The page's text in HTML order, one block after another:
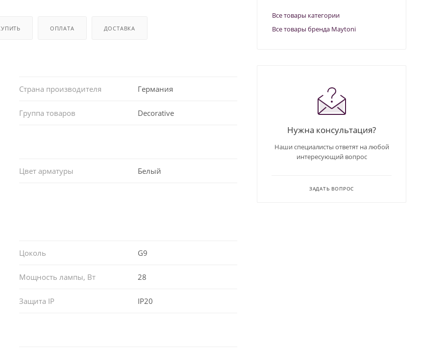
ОПЛАТА ДОСТАВКА
Страна производителя Германия
Группа товаров Decorative
Цвет арматуры Белый
Цоколь G9
Мощность лампы, Вт 28
Защита IP IP20
Все товары категории
Все товары бренда Maytoni
Нужна консультация?
Наши специалисты ответят на любой
интересующий вопрос
ЗАДАТЬ ВОПРОС